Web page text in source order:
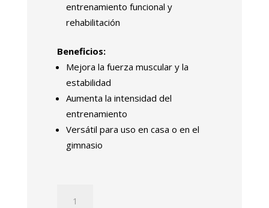
entrenamiento funcional y
rehabilitación
Beneficios:
Mejora la fuerza muscular y la
estabilidad
Aumenta la intensidad del
entrenamiento
Versátil para uso en casa o en el
gimnasio